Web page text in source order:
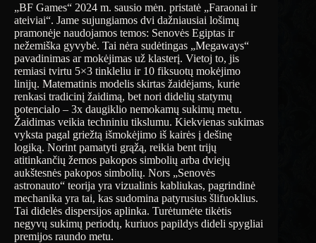
„BF Games“ 2024 m. sausio mėn. pristatė „Faraonai ir
ateiviai“. Jame sujungiamos dvi dažniausiai lošimų
pramonėje naudojamos temos: Senovės Egiptas ir
nežemiška gyvybė. Tai nėra sudėtingas „Megaways“
pavadinimas ar mokėjimas už klasterį. Vietoj to, jis
remiasi tvirtu 5×3 tinkleliu ir 10 fiksuotų mokėjimo
linijų. Matematinis modelis skirtas žaidėjams, kurie
renkasi tradicinį žaidimą, bet nori didelių statymų
potencialo – 3x daugiklio nemokamų sukimų metu.
Žaidimas veikia techniniu tikslumu. Kiekvienas sukimas
vyksta pagal griežtą išmokėjimo iš kairės į dešinę
logiką. Norint pamatyti grąžą, reikia bent trijų
atitinkančių žemos pakopos simbolių arba dviejų
aukštesnės pakopos simbolių. Nors „Senovės
astronauto“ teorija yra vizualinis kabliukas, pagrindinė
mechanika yra tai, kas sudomina patyrusius šlifuoklius.
Tai didelės dispersijos aplinka. Turėtumėte tikėtis
negyvų sukimų periodų, kuriuos papildys dideli spygliai
premijos raundo metu.